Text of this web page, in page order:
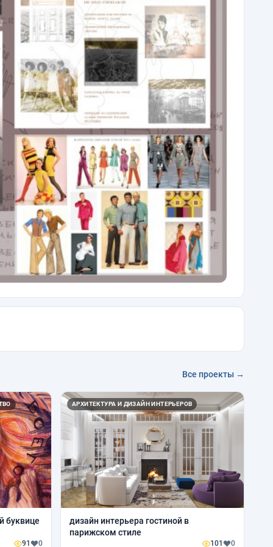
Все проекты →
буквице
91 0
АРХИТЕКТУРА И ДИЗАЙН ИНТЕРЬЕРОВ
дизайн интерьера гостиной в
парижском стиле
101 0